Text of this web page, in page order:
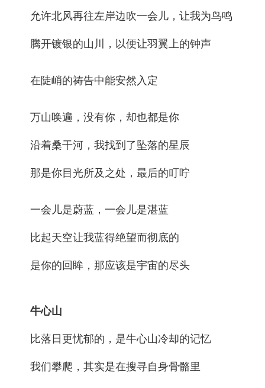
允许北风再往左岸边吹一会儿，让我为鸟鸣
腾开镀银的山川，以便让羽翼上的钟声
在陡峭的祷告中能安然入定
万山唤遍，没有你，却也都是你
沿着桑干河，我找到了坠落的星辰
那是你目光所及之处，最后的叮咛
一会儿是蔚蓝，一会儿是湛蓝
比起天空让我蓝得绝望而彻底的
是你的回眸，那应该是宇宙的尽头
牛心山
比落日更忧郁的，是牛心山冷却的记忆
我们攀爬，其实是在搜寻自身骨骼里